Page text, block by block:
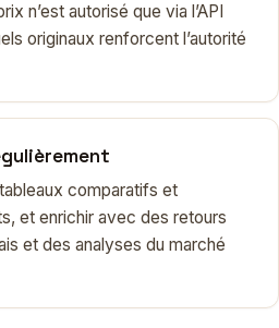
n’est autorisé que via l’API
originaux renforcent l’autorité
comparatifs et
et enrichir avec des retours
et des analyses du marché